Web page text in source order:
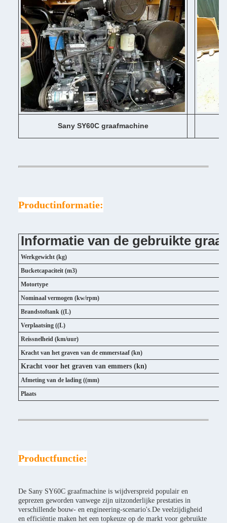
Sany SY60C graafmachine
Productinformatie:
Informatie van de gebruikte
Werkgewicht (kg)
Bucketcapaciteit (m3)
Motortype
Nominaal vermogen (kw/rpm)
Brandstoftank ((L)
Verplaatsing ((L)
Reissnelheid (km/uur)
Kracht van het graven van de emmerstaaf (kn)
Kracht voor het graven van emmers (kn)
Afmeting van de lading ((mm)
Plaats
Productfunctie:
De Sany SY60C graafmachine is wijdverspreid populair en
geprezen geworden vanwege zijn uitzonderlijke prestaties in
verschillende bouw- en engineering-scenario's.De veelzijdigheid
en efficiëntie maken het een topkeuze op de markt voor gebruikte